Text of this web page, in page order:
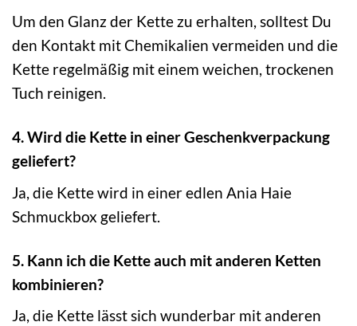
Um den Glanz der Kette zu erhalten, solltest Du
den Kontakt mit Chemikalien vermeiden und die
Kette regelmäßig mit einem weichen, trockenen
Tuch reinigen.
4. Wird die Kette in einer Geschenkverpackung
geliefert?
Ja, die Kette wird in einer edlen Ania Haie
Schmuckbox geliefert.
5. Kann ich die Kette auch mit anderen Ketten
kombinieren?
Ja, die Kette lässt sich wunderbar mit anderen